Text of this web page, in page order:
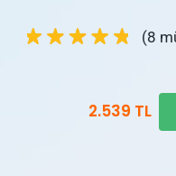
(8
2.539 TL